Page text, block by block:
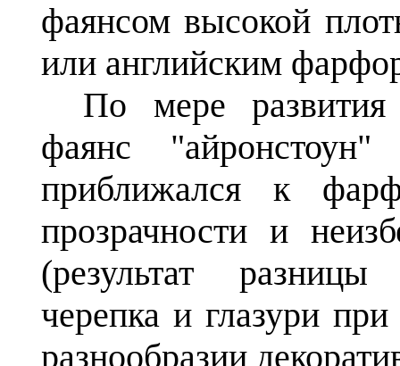
фаянсом высокой
или английским
По мере
фаянс
приближался к
прозрачности и
(результат
черепка и глазури
разнообразии